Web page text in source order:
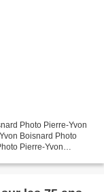
Photo Pierre-Yvon
Boisnard Photo
Pierre-Yvon